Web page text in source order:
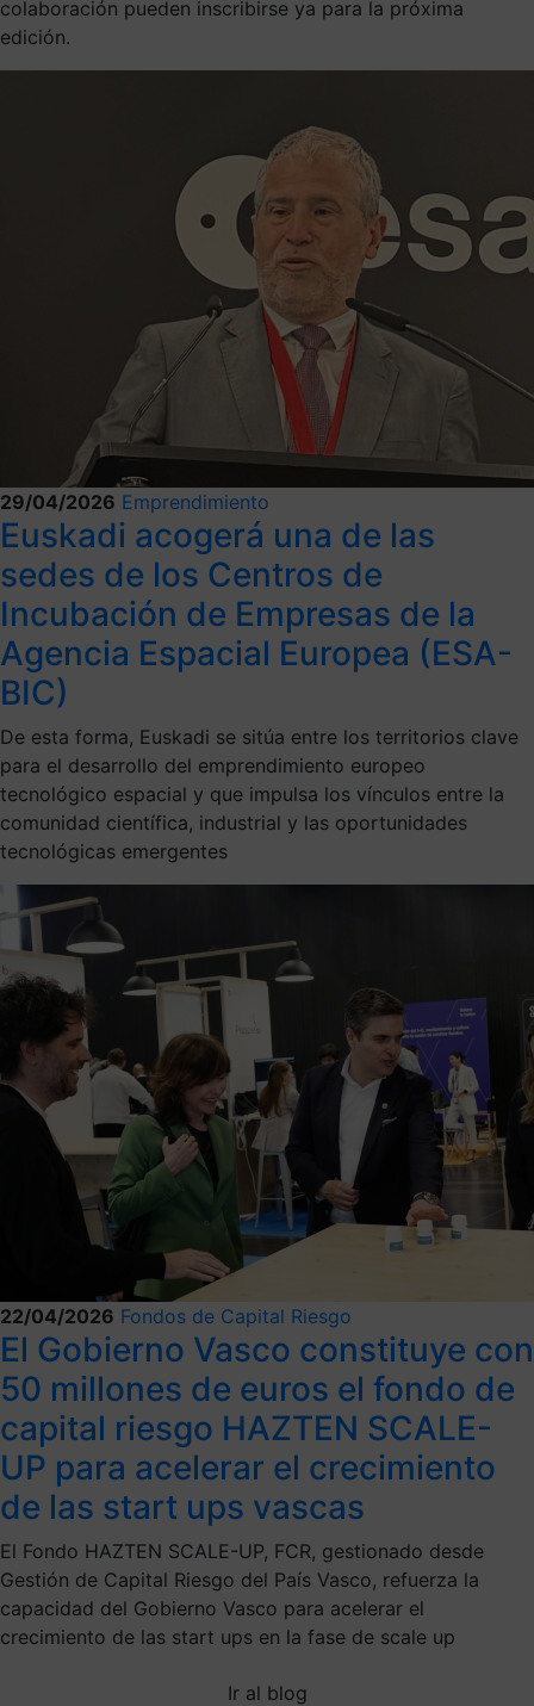
colaboración pueden inscribirse ya para la próxima
edición.
29/04/2026 Emprendimiento
Euskadi acogerá una de las
sedes de los Centros de
Incubación de Empresas de la
Agencia Espacial Europea (ESA-
BIC)
De esta forma, Euskadi se sitúa entre los territorios clave
para el desarrollo del emprendimiento europeo
tecnológico espacial y que impulsa los vínculos entre la
comunidad científica, industrial y las oportunidades
tecnológicas emergentes
22/04/2026 Fondos de Capital Riesgo
El Gobierno Vasco constituye con
50 millones de euros el fondo de
capital riesgo HAZTEN SCALE-
UP para acelerar el crecimiento
de las start ups vascas
El Fondo HAZTEN SCALE-UP, FCR, gestionado desde
Gestión de Capital Riesgo del País Vasco, refuerza la
capacidad del Gobierno Vasco para acelerar el
crecimiento de las start ups en la fase de scale up
Ir al blog